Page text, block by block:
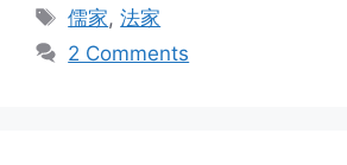
Tags
儒家,法家
2 Comments